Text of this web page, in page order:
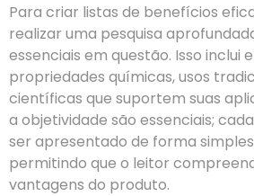
Para criar listas de benefícios
realizar uma pesquisa
essenciais em questão. Isso inclui
propriedades químicas, usos
científicas que suportem suas
a objetividade são essenciais;
ser apresentado de forma
permitindo que o leitor
vantagens do produto.